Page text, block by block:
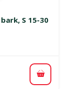
S 15-30